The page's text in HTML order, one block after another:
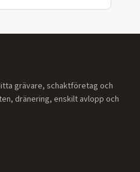
grävare, schaktföretag och
dränering, enskilt avlopp och